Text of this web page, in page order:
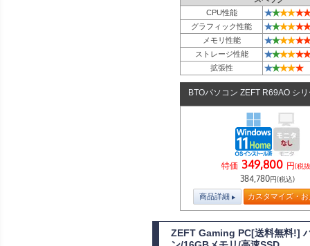
CPU性能
★★★★★★
グラフィック性能 ★★★★★★
メモリ性能 ★★★★★★
ストレージ性能 ★★★★★★
拡張性 ★★★★★
BTOパソコン ZEFT R69AO シ
特価 349,800 円(税
384,780円(税込)
商品詳細 カスタマイズ・
ZEFT Gaming PC[送料無料!]